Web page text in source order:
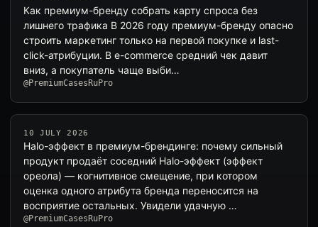
Как премиум-бренду собрать карту спроса без
лишнего трафика В 2026 году премиум-бренду опасно
строить маркетинг только на первой покупке и last-
click-атрибуции. В e-commerce средний чек давит
вниз, а покупатель чаще выби…
@PremiumCasesRuPro
10 JULY 2026
Halo-эффект в премиум-брендинге: почему сильный
продукт продаёт соседний Halo-эффект (эффект
ореола) — когнитивное смещение, при котором
оценка одного атрибута бренда переносится на
восприятие остальных. Увидели удачную …
@PremiumCasesRuPro